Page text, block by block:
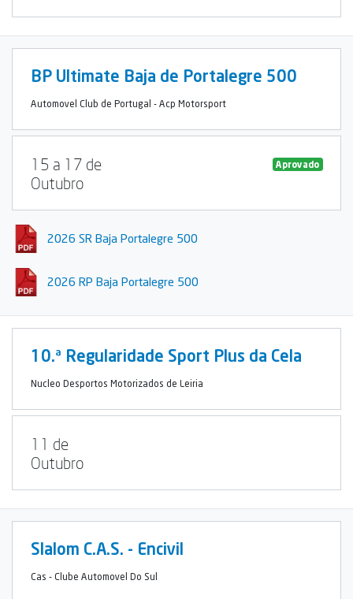
2026 SR Baja Portalegre 500
2026 RP Baja Portalegre 500
BP Ultimate Baja de Portalegre 500
Automovel Club de Portugal - Acp Motorsport
15 a 17 de
Outubro
Aprovado
10.ª Regularidade Sport Plus da Cela
Nucleo Desportos Motorizados de Leiria
11 de
Outubro
Slalom C.A.S. - Encivil
Cas - Clube Automovel Do Sul